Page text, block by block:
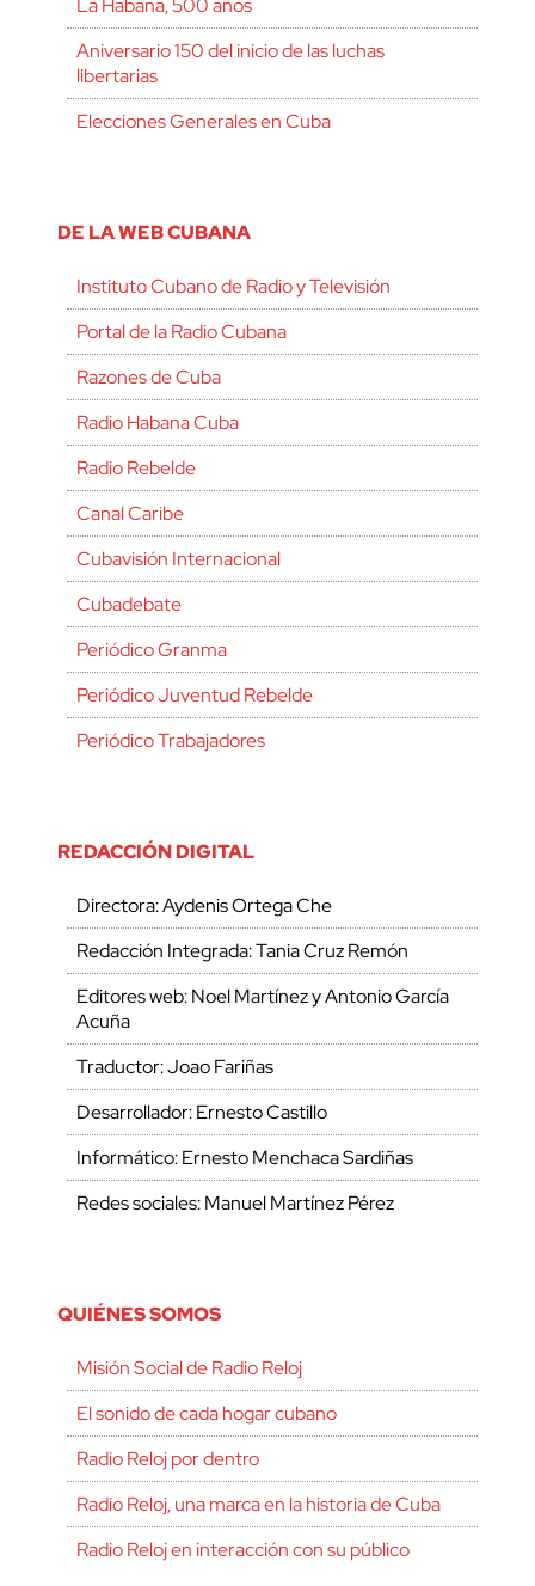
Aniversario 150 del inicio de las luchas
libertarias
Elecciones Generales en Cuba
DE LA WEB CUBANA
Instituto Cubano de Radio y Televisión
Portal de la Radio Cubana
Razones de Cuba
Radio Habana Cuba
Radio Rebelde
Canal Caribe
Cubavisión Internacional
Cubadebate
Periódico Granma
Periódico Juventud Rebelde
Periódico Trabajadores
REDACCIÓN DIGITAL
Directora: Aydenis Ortega Che
Redacción Integrada: Tania Cruz Remón
Editores web: Noel Martínez y Antonio García
Acuña
Traductor: Joao Fariñas
Desarrollador: Ernesto Castillo
Informático: Ernesto Menchaca Sardiñas
Redes sociales: Manuel Martínez Pérez
QUIÉNES SOMOS
Misión Social de Radio Reloj
El sonido de cada hogar cubano
Radio Reloj por dentro
Radio Reloj, una marca en la historia de Cuba
Radio Reloj en interacción con su público